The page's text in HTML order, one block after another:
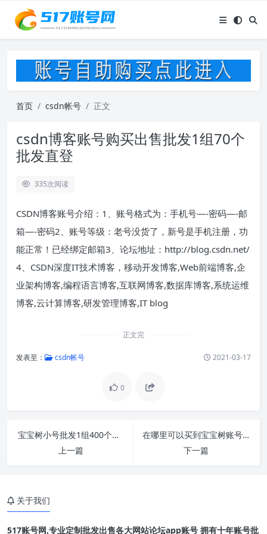
首页 csdn帐号 正文
csdn博客账号购买出售批发1组70个
批发直登
335次阅读
CSDN博客账号介绍：1、账号格式为：手机号—-密码—-邮
箱—-密码2、账号等级：老号没货了，新号是手机注册，功
能正常！已经绑定邮箱3、论坛地址：http://blog.csdn.net/
4、CSDN深度IT技术博客，移动开发博客,Web前端博客,企
业架构博客,编程语言博客,互联网博客,数据库博客,系统运维
博客,云计算博客,研发管理博客,IT blog
正文完
发表至： csdn帐号 2021-03-17
0
宝宝树小号批发1组400个直登发帖专用 收录效果好
上一篇
在哪里可以买到宝宝树账号 出售宝宝树小号1组
下一篇
关于我们
517账号网,专业定制批发出售各大网站论坛app账号 拥有十年账号批